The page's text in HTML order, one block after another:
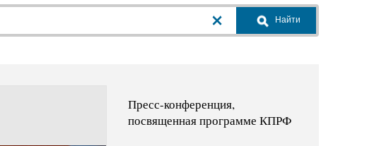
Найти
Пресс-конференция,
посвященная программе КПРФ